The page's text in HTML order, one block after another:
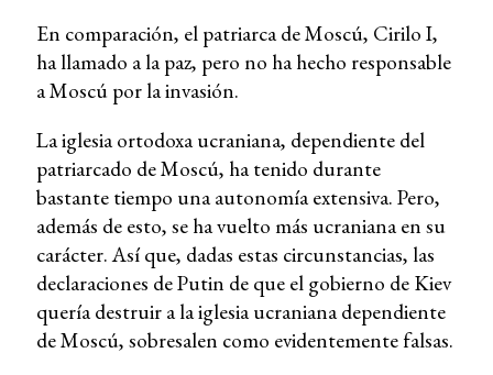
En comparación, el patriarca de Moscú, Cirilo I,
ha llamado a la paz, pero no ha hecho responsable
a Moscú por la invasión.
La iglesia ortodoxa ucraniana, dependiente del
patriarcado de Moscú, ha tenido durante
bastante tiempo una autonomía extensiva. Pero,
además de esto, se ha vuelto más ucraniana en su
carácter. Así que, dadas estas circunstancias, las
declaraciones de Putin de que el gobierno de Kiev
quería destruir a la iglesia ucraniana dependiente
de Moscú, sobresalen como evidentemente falsas.